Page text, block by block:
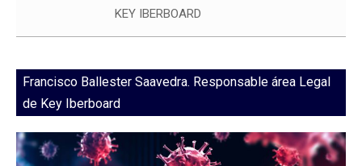
KEY IBERBOARD
Francisco Ballester Saavedra. Responsable área Legal
de Key Iberboard